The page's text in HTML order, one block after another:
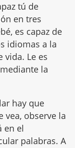
tú de
en tres
es capaz de
idiomas a la
vida. Le es
la
hay que
vea, observe la
en el
palabras. A